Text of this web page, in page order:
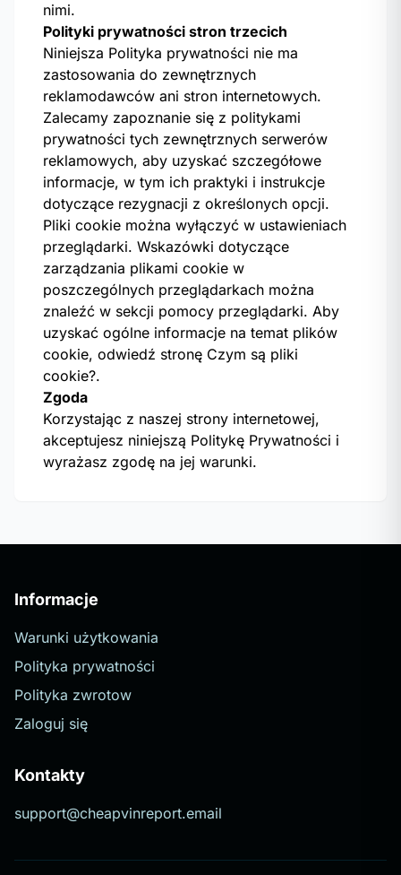
nimi.
Polityki prywatności stron trzecich
Niniejsza Polityka prywatności nie ma
zastosowania do zewnętrznych
reklamodawców ani stron internetowych.
Zalecamy zapoznanie się z politykami
prywatności tych zewnętrznych serwerów
reklamowych, aby uzyskać szczegółowe
informacje, w tym ich praktyki i instrukcje
dotyczące rezygnacji z określonych opcji.
Pliki cookie można wyłączyć w ustawieniach
przeglądarki. Wskazówki dotyczące
zarządzania plikami cookie w
poszczególnych przeglądarkach można
znaleźć w sekcji pomocy przeglądarki. Aby
uzyskać ogólne informacje na temat plików
cookie, odwiedź stronę Czym są pliki
cookie?.
Zgoda
Korzystając z naszej strony internetowej,
akceptujesz niniejszą Politykę Prywatności i
wyrażasz zgodę na jej warunki.
Informacje
Warunki użytkowania
Polityka prywatności
Polityka zwrotow
Zaloguj się
Kontakty
support@cheapvinreport.email